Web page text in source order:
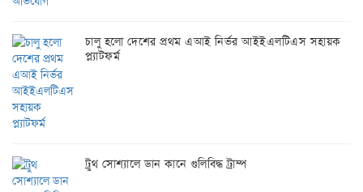
চালু হলো দেশের প্রথম এআই নির্ভর আইইএলটিএস সহায়ক
প্ল্যাটফর্ম
ট্রুথ সোশ্যালে ডান কানে গুলিবিদ্ধ ট্রাম্প